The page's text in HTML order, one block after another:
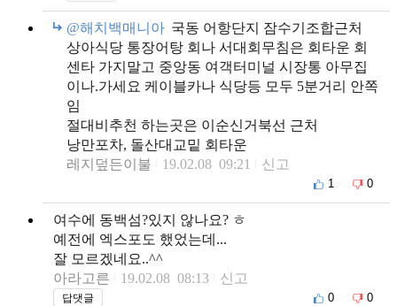
@해치백매니아 국동 어항단지 잠수기조합근처
상아식당 통장어탕 회나 서대회무침은 회타운 회
센타 가지말고 중앙동 여객터미널 시장통 아무집
이나.가세요 케이블카나 식당등 모두 5분거리 안쪽
임
절대비추천 하는곳은 이순신거북선 근처
낭만포차, 돌산대교밑 회타운
레지덮든이불
19.02.08 09:21 신고
1 0
여수에 동백섬?있지 않나요? ㅎ
예전에 엑스포도 했었는데...
잘 모르겠네요..^^
아라고른
19.02.08 08:13 신고
답댓글 0 0